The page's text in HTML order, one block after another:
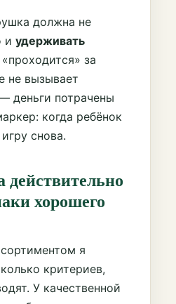
должна не
и удерживать
за
не вызывает
деньги потрачены
когда ребёнок
снова.
хорошего
я
критериев,
У качественной